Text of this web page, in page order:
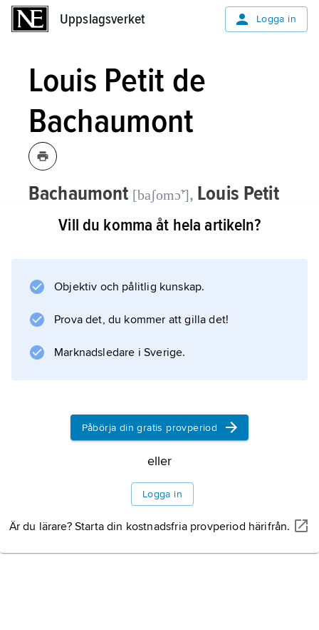
Uppslagsverket Logga in
Louis Petit de
Bachaumont
Bachaumont [baʃomɔ̃ʹ], Louis Petit
1690–1771, fransk författare.
Mémoires secrets pour servir à l’histoire de la
république des lettres
(1777–89), känd under titeln
Mémoires de Bachaumont
Information om artikeln
Vill du komma åt hela artikeln?
Objektiv och pålitlig kunskap.
Prova det, du kommer att gilla det!
Marknadsledare i Sverige.
Påbörja din gratis provperiod
eller
Logga in
Är du lärare? Starta din kostnadsfria provperiod härifrån.